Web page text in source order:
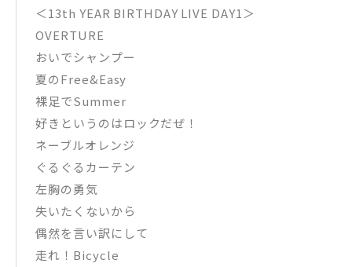
＜13th YEAR BIRTHDAY LIVE DAY1＞
OVERTURE
おいでシャンプー
夏のFree&Easy
裸足でSummer
好きというのはロックだぜ！
ネーブルオレンジ
ぐるぐるカーテン
左胸の勇気
失いたくないから
偶然を言い訳にして
走れ！Bicycle